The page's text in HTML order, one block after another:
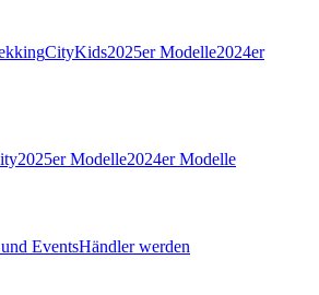
CityKids2025er Modelle2024er
2025er Modelle2024er Modelle
EventsHändler werden